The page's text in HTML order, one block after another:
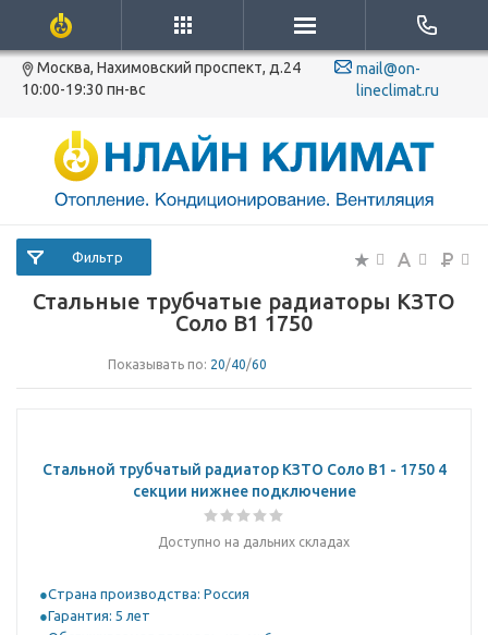
Москва, Нахимовский проспект, д.24
10:00-19:30 пн-вс
mail@on-
lineclimat.ru
Стальные трубчатые радиаторы КЗТО
Соло B1 1750
Фильтр
Показывать по: 20/40/60
Стальной трубчатый радиатор КЗТО Соло B1 - 1750 4
секции нижнее подключение
Доступно на дальних складах
Страна производства: Россия
Гарантия: 5 лет